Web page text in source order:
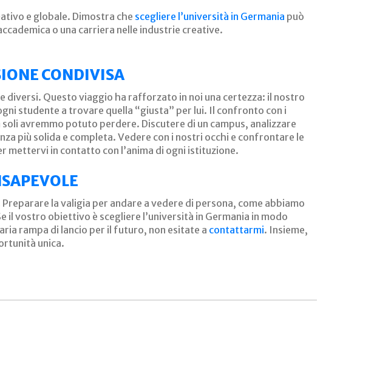
e globale. Dimostra che scegliere l’università in Germania può
o una carriera nelle industrie creative.
CONDIVISA
Questo viaggio ha rafforzato in noi una certezza: il nostro
studente a trovare quella “giusta” per lui. Il confronto con i
avremmo potuto perdere. Discutere di un campus, analizzare
più solida e completa. Vedere con i nostri occhi e confrontare le
mettervi in contatto con l’anima di ogni istituzione.
la valigia per andare a vedere di persona, come abbiamo
vostro obiettivo è scegliere l’università in Germania in modo
rampa di lancio per il futuro, non esitate a contattarmi. Insieme,
unica.